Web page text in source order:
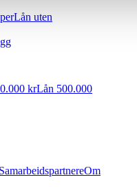
Lån uten
krLån 500.000
Om